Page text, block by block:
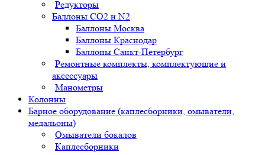
Редукторы
Баллоны СО2 и N2
Баллоны Москва
Баллоны Краснодар
Баллоны Санкт-Петербург
Ремонтные комплекты, комплектующие и
аксессуары
Манометры
Колонны
Барное оборудование (каплесборники, омыватели,
медальоны)
Омыватели бокалов
Каплесборники